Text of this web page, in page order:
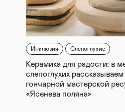
Инклюзия Слепоглухие
Керамика для радости: в
слепоглухих
гончарной мастерской
«Ясенева поляна»